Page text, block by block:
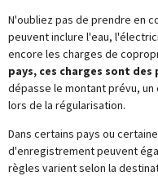
N'oubliez pas de prendre en
peuvent inclure l'eau,
encore les charges de
pays, ces charges sont des
dépasse le montant prévu,
lors de la régularisation.
Dans certains pays ou
d'enregistrement peuvent
règles varient selon la